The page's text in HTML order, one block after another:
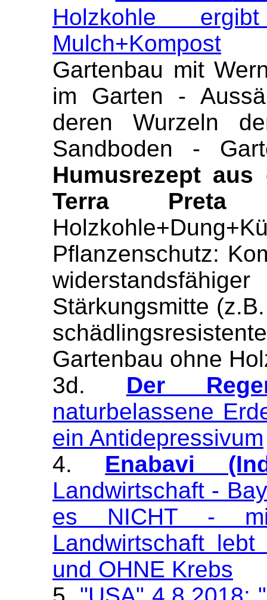
Holzkohle
Mulch+Kompost
Gartenbau mit
im Garten -
deren Wurzeln
Sandboden -
Humusrezept
Terra Preta
Pflanzenschutz:
Stärkungsmitte
Gartenbau ohne
3d. Der
naturbelassene
ein Antidepressivum
4. Enabavi
Landwirtschaft -
es NICHT - mit
Landwirtschaft
und OHNE Krebs